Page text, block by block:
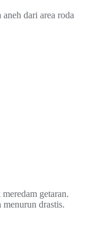
dari area roda
getaran.
drastis.